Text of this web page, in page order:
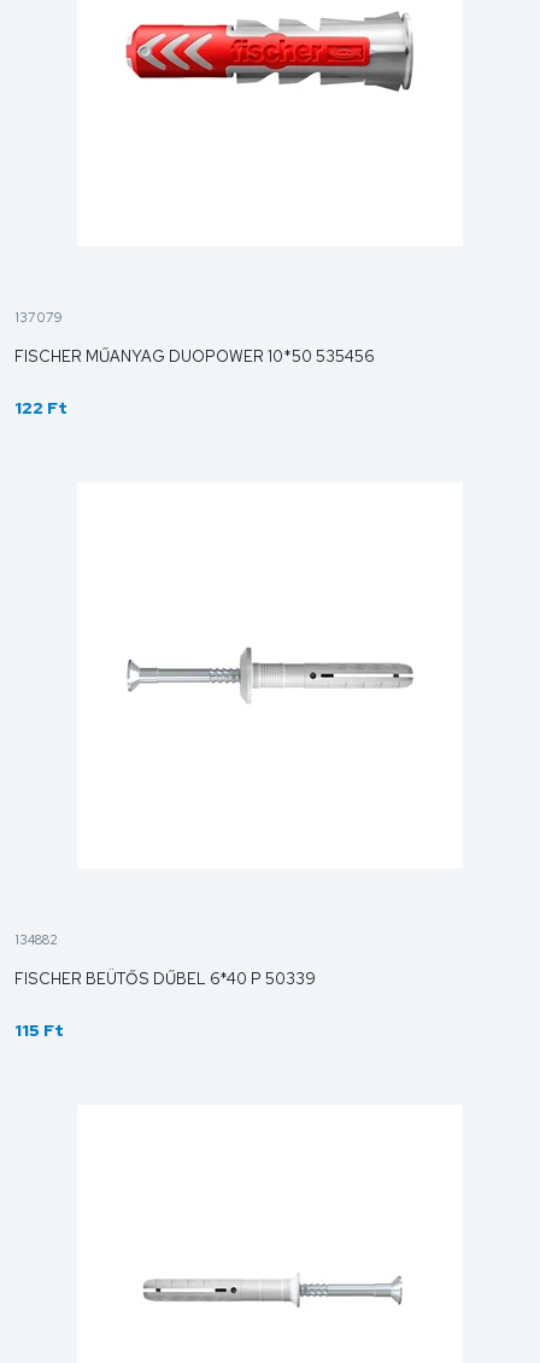
137079
FISCHER MŰANYAG DUOPOWER 10*50 535456
122 Ft
134882
FISCHER BEÜTŐS DŰBEL 6*40 P 50339
115 Ft